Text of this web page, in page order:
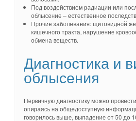
Под воздействием радиации или
облысение – естественное
Прочие заболевания: щитовидной
кишечного тракта, нарушение
обмена веществ.
Диагностика и
облысения
Первичную диагностику можно
опираясь на общедоступную
говорилось выше, выпадение от 50 до